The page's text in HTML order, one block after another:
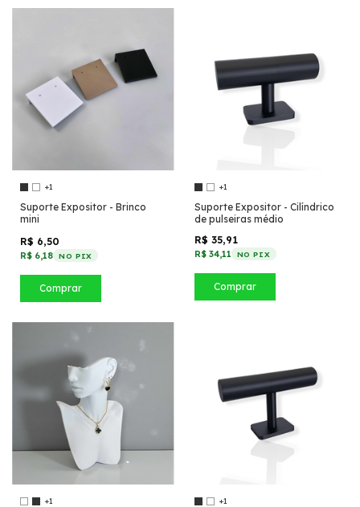
+1
Suporte Expositor - Brinco
mini
R$ 6,50
R$ 6,18 NO PIX
Comprar
+1
Suporte Expositor - Cilíndrico
de pulseiras médio
R$ 35,91
R$ 34,11 NO PIX
Comprar
+1 +1